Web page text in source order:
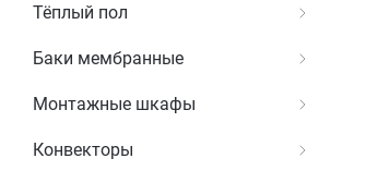
Тёплый пол
Баки мембранные
Монтажные шкафы
Конвекторы